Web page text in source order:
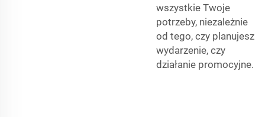
wszystkie Twoje
potrzeby, niezależnie
od tego, czy planujesz
wydarzenie, czy
działanie promocyjne.